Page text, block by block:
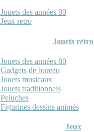
Jouets des années 80
Jeux retro
Jouets rétro
Jouets des années 80
Gadgets de bureau
Jouets musicaux
Jouets traditionnels
Peluches
Figurines dessins animés
Jeux